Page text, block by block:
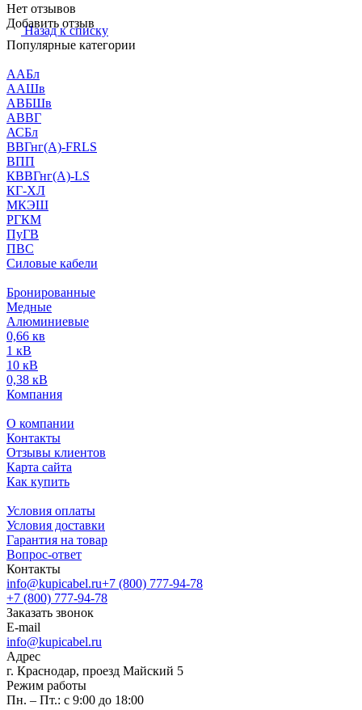
Нет отзывов
Добавить отзыв
Назад к списку
Популярные категории
ААБл
ААШв
АВБШв
АВВГ
АСБл
ВВГнг(А)-FRLS
ВПП
КВВГнг(А)-LS
КГ-ХЛ
МКЭШ
РГКМ
ПуГВ
ПВС
Силовые кабели
Бронированные
Медные
Алюминиевые
0,66 кв
1 кВ
10 кВ
0,38 кВ
Компания
О компании
Контакты
Отзывы клиентов
Карта сайта
Как купить
Условия оплаты
Условия доставки
Гарантия на товар
Вопрос-ответ
Контакты
info@kupicabel.ru+7 (800) 777-94-78
+7 (800) 777-94-78
Заказать звонок
E-mail
info@kupicabel.ru
Адрес
г. Краснодар, проезд Майский 5
Режим работы
Пн. – Пт.: с 9:00 до 18:00